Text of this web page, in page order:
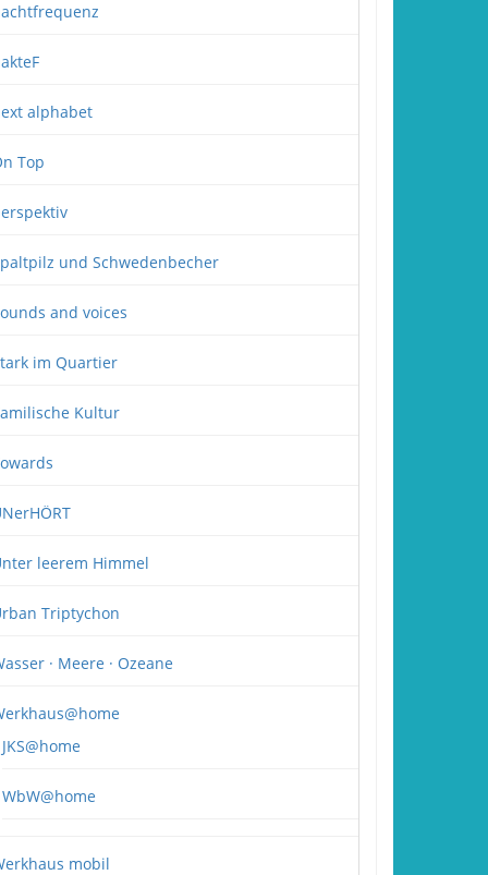
alphabet
Top
und Schwedenbecher
and voices
im Quartier
Kultur
leerem Himmel
Triptychon
· Meere · Ozeane
JKS@home
WbW@home
mobil